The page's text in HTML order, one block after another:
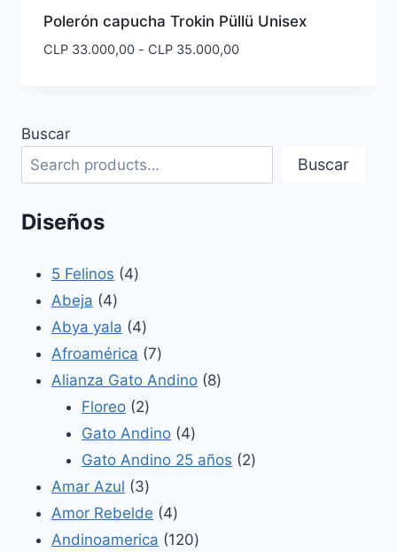
CLP 35.000,00
Polerón capucha Trokin Püllü Unisex
CLP33.000,00 - CLP35.000,00Rango
hasta
CLP 35.000,00
Buscar
Buscar
Diseños
5 Felinos 44
Abeja 44
productos
Abya yala 44
productos
Afroamérica 77
productos
Alianza Gato Andino 88
Floreo 22
productos
Gato Andino 44
productos
Gato Andino 25 años 22
Amar Azul 33
productos
Amor Rebelde 44
productos
Andinoamerica 120120